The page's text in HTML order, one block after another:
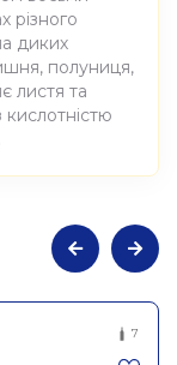
різного
диких
полуниця,
листя та
кислотністю
7